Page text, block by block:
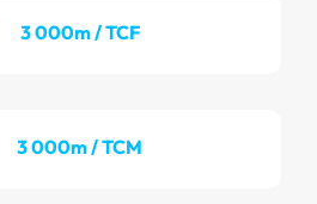
3 000m / TCF
3 000m / TCM